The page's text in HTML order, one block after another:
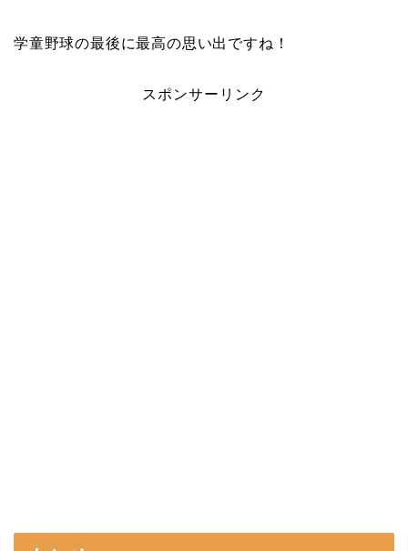
学童野球の最後に最高の思い出ですね！
スポンサーリンク